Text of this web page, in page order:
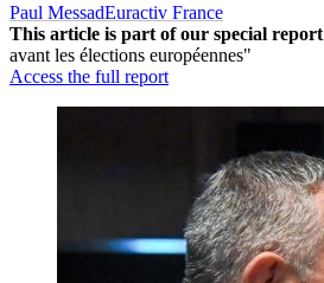
Paul MessadEuractiv France
This article is part of our special report
avant les élections européennes"
Access the full report